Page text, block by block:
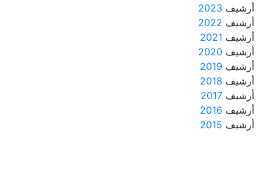
أرشيف 2023
أرشيف 2022
أرشيف 2021
أرشيف 2020
أرشيف 2019
أرشيف 2018
أرشيف 2017
أرشيف 2016
أرشيف 2015